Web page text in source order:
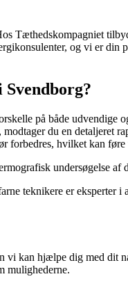
Tæthedskompagniet
og vi er din
på både udvendige
du en
forbedres, hvilket kan
undersøgelse
teknikere er
vi kan hjælpe dig med dit
mulighederne.